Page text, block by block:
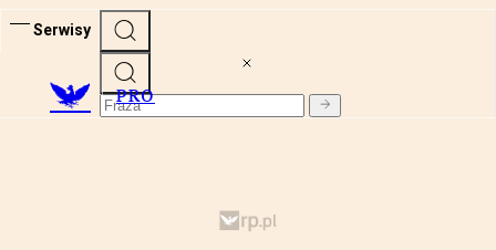
Serwisy
PRO